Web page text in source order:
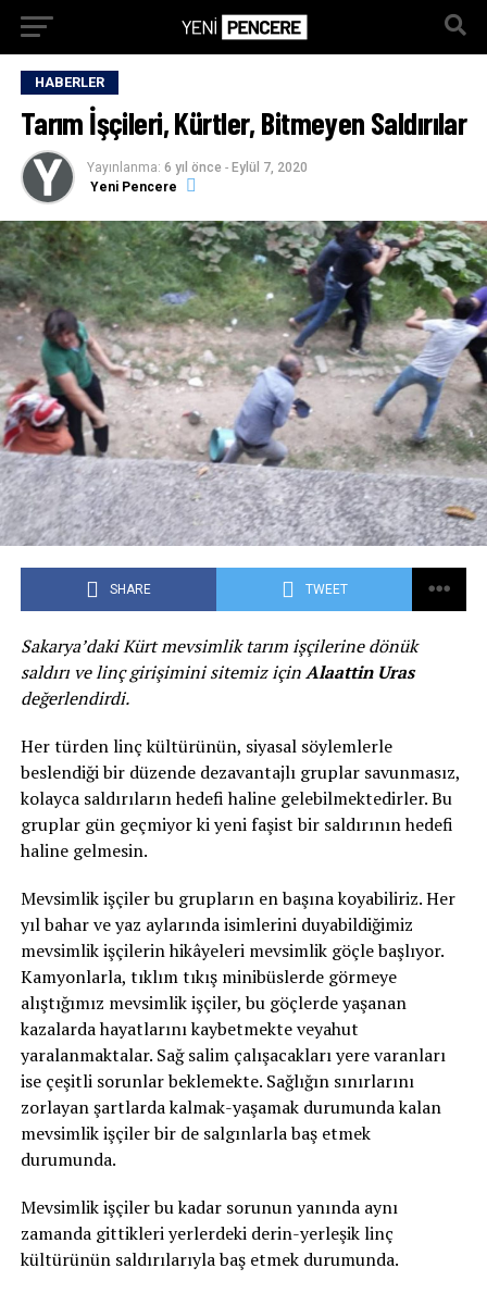
HABERLER
Tarım İşçileri, Kürtler, Bitmeyen Saldırılar
Yayınlanma: 6 yıl önce - Eylül 7, 2020
Yeni Pencere
SHARE TWEET
Sakarya’daki Kürt mevsimlik tarım işçilerine dönük
saldırı ve linç girişimini sitemiz içinAlaattin Uras
değerlendirdi.
Her türden linç kültürünün, siyasal söylemlerle
beslendiği bir düzende dezavantajlı gruplar savunmasız,
kolayca saldırıların hedefi haline gelebilmektedirler. Bu
gruplar gün geçmiyor ki yeni faşist bir saldırının hedefi
haline gelmesin.
Mevsimlik işçiler bu grupların en başına koyabiliriz. Her
yıl bahar ve yaz aylarında isimlerini duyabildiğimiz
mevsimlik işçilerin hikâyeleri mevsimlik göçle başlıyor.
Kamyonlarla, tıklım tıkış minibüslerde görmeye
alıştığımız mevsimlik işçiler, bu göçlerde yaşanan
kazalarda hayatlarını kaybetmekte veyahut
yaralanmaktalar. Sağ salim çalışacakları yere varanları
ise çeşitli sorunlar beklemekte. Sağlığın sınırlarını
zorlayan şartlarda kalmak-yaşamak durumunda kalan
mevsimlik işçiler bir de salgınlarla baş etmek
durumunda.
Mevsimlik işçiler bu kadar sorunun yanında aynı
zamanda gittikleri yerlerdeki derin-yerleşik linç
kültürünün saldırılarıyla baş etmek durumunda.